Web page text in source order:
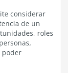
considerar
de un
roles
poder